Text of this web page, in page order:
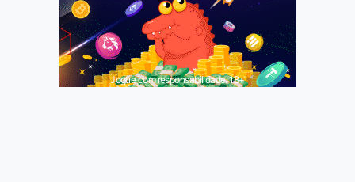
Jogue com responsabilidade. 18+